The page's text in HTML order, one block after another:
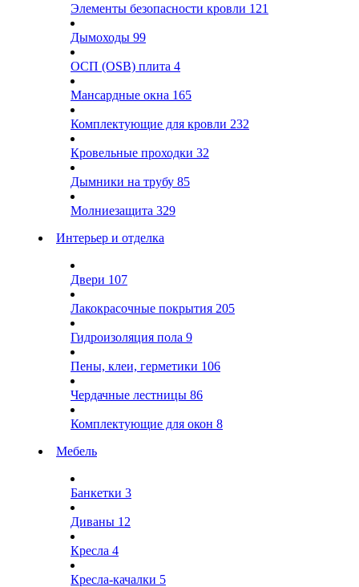
Элементы безопасности кровли 121
Дымоходы 99
ОСП (OSB) плита 4
Мансардные окна 165
Комплектующие для кровли 232
Кровельные проходки 32
Дымники на трубу 85
Молниезащита 329
Интерьер и отделка
Двери 107
Лакокрасочные покрытия 205
Гидроизоляция пола 9
Пены, клеи, герметики 106
Чердачные лестницы 86
Комплектующие для окон 8
Мебель
Банкетки 3
Диваны 12
Кресла 4
Кресла-качалки 5